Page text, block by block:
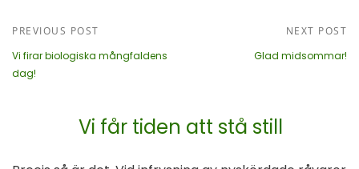
PREVIOUS POST
Vi firar biologiska mångfaldens
dag!
NEXT POST
Glad midsommar!
Vi får tiden att stå still